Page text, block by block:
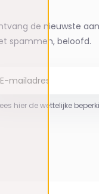
de nieuwste
spammen, beloofd.
hier de wettelijke